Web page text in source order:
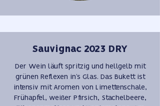
Sauvignac 2023 DRY
Der Wein läuft spritzig und hellgelb mit
grünen Reflexen in’s Glas. Das Bukett ist
intensiv mit Aromen von Limettenschale,
Frühapfel, weißer Pfirsich, Stachelbeere,